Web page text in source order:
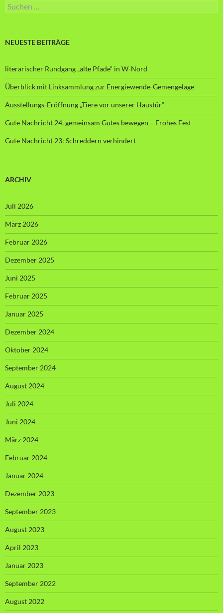
Suche
nach:
NEUESTE BEITRÄGE
literarischer Rundgang „alte Pfade“ in W-Nord
Überblick mit Linksammlung zur Energiewende-Gemengelage
Ausstellungs-Eröffnung „Tiere vor unserer Haustür“
Gute Nachricht 24, gemeinsam Gutes bewegen – Frohes Fest
Gute Nachricht 23: Schreddern verhindert
ARCHIV
Juli 2026
März 2026
Februar 2026
Dezember 2025
Juni 2025
Februar 2025
Januar 2025
Dezember 2024
Oktober 2024
September 2024
August 2024
Juli 2024
Juni 2024
März 2024
Februar 2024
Januar 2024
Dezember 2023
September 2023
August 2023
April 2023
Januar 2023
September 2022
August 2022